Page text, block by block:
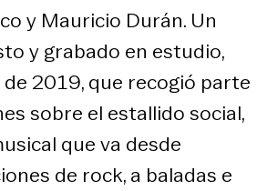
y Mauricio Durán. Un
y grabado en estudio,
2019, que recogió parte
sobre el estallido social,
que va desde
de rock, a baladas e